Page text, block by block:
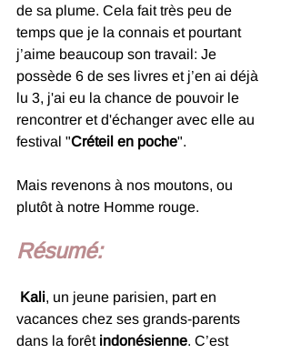
de sa plume. Cela fait très peu de
temps que je la connais et pourtant
j’aime beaucoup son travail: Je
possède 6 de ses livres et j’en ai déjà
lu 3, j'ai eu la chance de pouvoir le
rencontrer et d'échanger avec elle au
festival "Créteil en poche".
Mais revenons à nos moutons, ou
plutôt à notre Homme rouge.
Résumé:
Kali, un jeune parisien, part en
vacances chez ses grands-parents
dans la forêt indonésienne. C’est